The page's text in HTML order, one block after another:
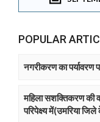
POPULAR
नगरीकरण का पर्यावरण
महिला सशक्तिकरण की
परिपेक्ष्य में(उमरिया